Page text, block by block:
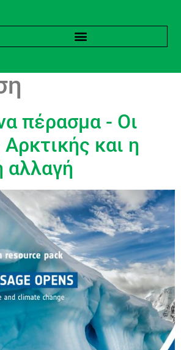
Αρκτική
πέρασμα - Οι
και η
αλλαγή